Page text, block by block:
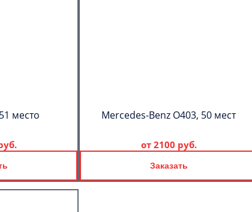
место Mercedes-Benz О403, 50 мест
от 2100 руб.
Заказать